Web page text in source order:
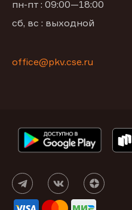
пн-пт : 09:00—18:00
сб, вс : выходной
office@pkv.cse.ru